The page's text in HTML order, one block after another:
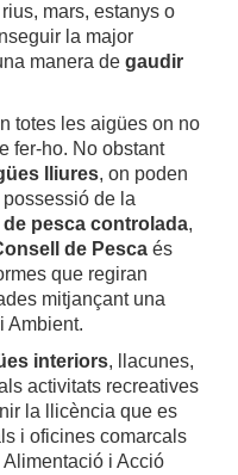
mars, estanys o
la major
manera de gaudir
totes les aigües on no
fer-ho. No obstant
lliures, on poden
de la
pesca controlada,
de Pesca és
que regiran
mitjançant una
Ambient.
interiors, llacunes,
activitats recreatives
la llicència que es
i oficines comarcals
Alimentació i Acció